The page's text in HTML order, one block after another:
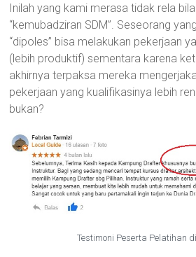
Inilah yang kami merasa tidak rela
“kemubadziran SDM”. Seseorang
“dipoles” bisa melakukan pekerjaan
(lebih produktif) sementara karena
akhirnya terpaksa mereka
pekerjaan yang kualifikasinya lebih
bukan?
Testimoni Peserta Pelatihan